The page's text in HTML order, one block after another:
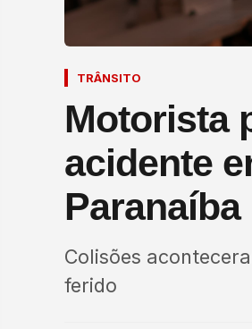
TRÂNSITO
Motorista
acidente
Paranaíba
Colisões
ferido